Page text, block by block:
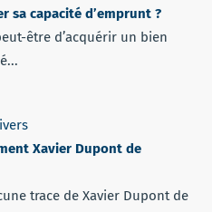
sa capacité d’emprunt ?
être d’acquérir un bien
Xavier Dupont de
trace de Xavier Dupont de